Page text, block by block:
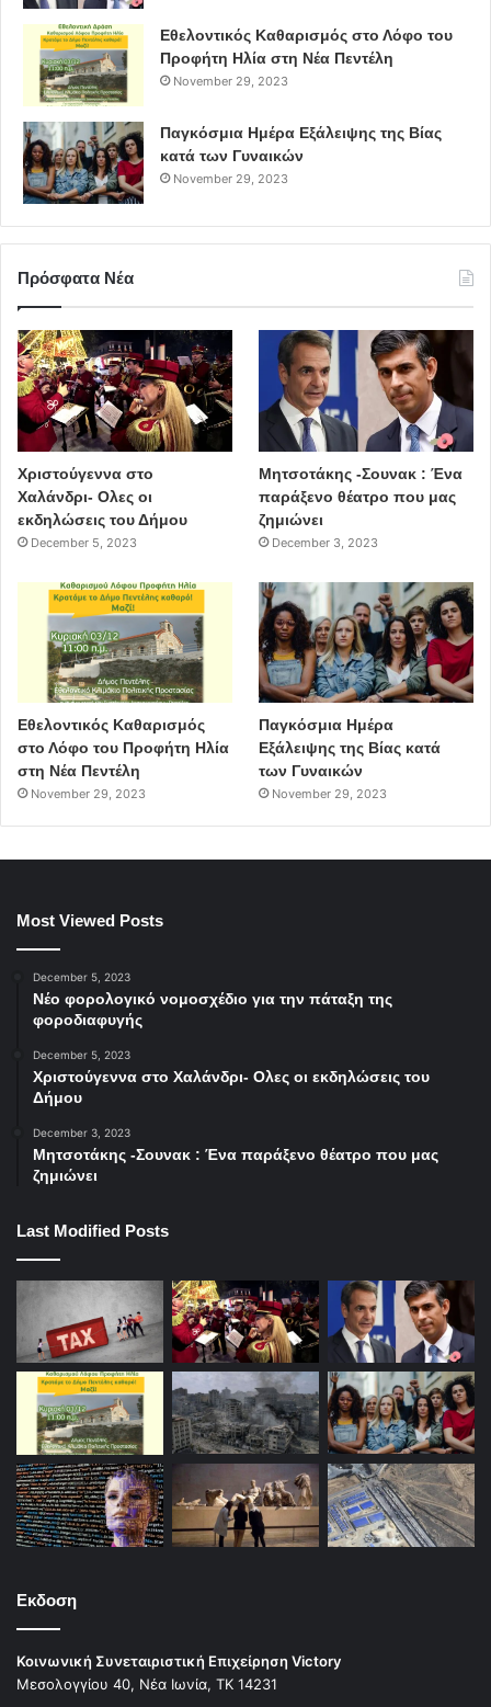
Εθελοντικός Καθαρισμός στο Λόφο του
Προφήτη Ηλία στη Νέα Πεντέλη
November 29, 2023
Παγκόσμια Ημέρα Εξάλειψης της Βίας
κατά των Γυναικών
November 29, 2023
Πρόσφατα Νέα
Χριστούγεννα στο
Χαλάνδρι- Ολες οι
εκδηλώσεις του Δήμου
December 5, 2023
Μητσοτάκης -Σουνακ : Ένα
παράξενο θέατρο που μας
ζημιώνει
December 3, 2023
Εθελοντικός Καθαρισμός
στο Λόφο του Προφήτη Ηλία
στη Νέα Πεντέλη
November 29, 2023
Παγκόσμια Ημέρα
Εξάλειψης της Βίας κατά
των Γυναικών
November 29, 2023
Most Viewed Posts
December 5, 2023
Νέο φορολογικό νομοσχέδιο για την πάταξη της
φοροδιαφυγής
December 5, 2023
Χριστούγεννα στο Χαλάνδρι- Ολες οι εκδηλώσεις του
Δήμου
December 3, 2023
Μητσοτάκης -Σουνακ : Ένα παράξενο θέατρο που μας
ζημιώνει
Last Modified Posts
Εκδοση
Κοινωνική Συνεταιριστική Επιχείρηση Victory
Μεσολογγίου 40, Νέα Ιωνία, ΤΚ 14231